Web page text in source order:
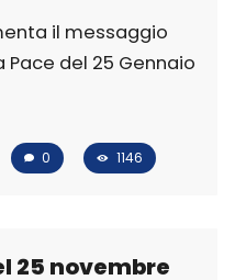
il messaggio
Pace del 25 Gennaio
0 1146
25 novembre